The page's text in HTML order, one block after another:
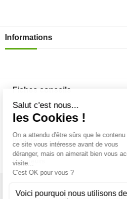
Informations
Fiches conseils
Insecte
Rongeurs
© 2026 - Produit-antinuisible.com